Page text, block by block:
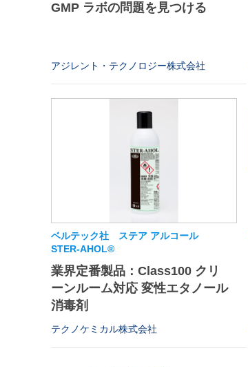
GMP ラボの問題を見つける
アジレント・テクノロジー株式会社
ベルテック社 ステア アルコール
STER-AHOL®
業界定番製品：Class100 クリ
ーンルーム対応 変性エタノール
消毒剤
テクノケミカル株式会社